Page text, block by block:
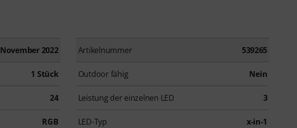
November 2022 Artikelnummer 539265
1 Stück Outdoor fähig Nein
24 Leistung der einzelnen LED 3
RGB LED-Typ x-in-1